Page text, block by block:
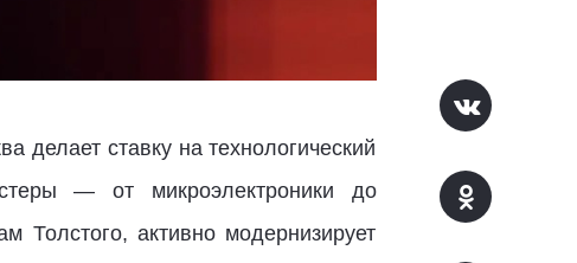
делает ставку на технологический
— от микроэлектроники до
Толстого, активно модернизирует